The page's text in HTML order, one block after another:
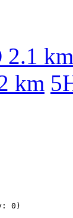
2.1 km
km
0)